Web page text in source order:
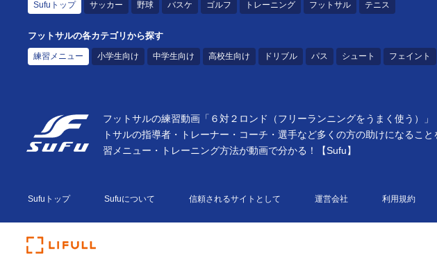
Sufuトップ サッカー 野球 バスケ ゴルフ トレーニング フットサル テニス
フットサルの各カテゴリから探す
練習メニュー 小学生向け 中学生向け 高校生向け ドリブル パス シュート フェイント
フットサルの練習動画「６対２ロンド（フリーランニングをうまく使う）
トサルの指導者・トレーナー・コーチ・選手など多くの方の助けになるこ
習メニュー・トレーニング方法が動画で分かる！【Sufu】
Sufuトップ Sufuについて 信頼されるサイトとして 運営会社 利用規約